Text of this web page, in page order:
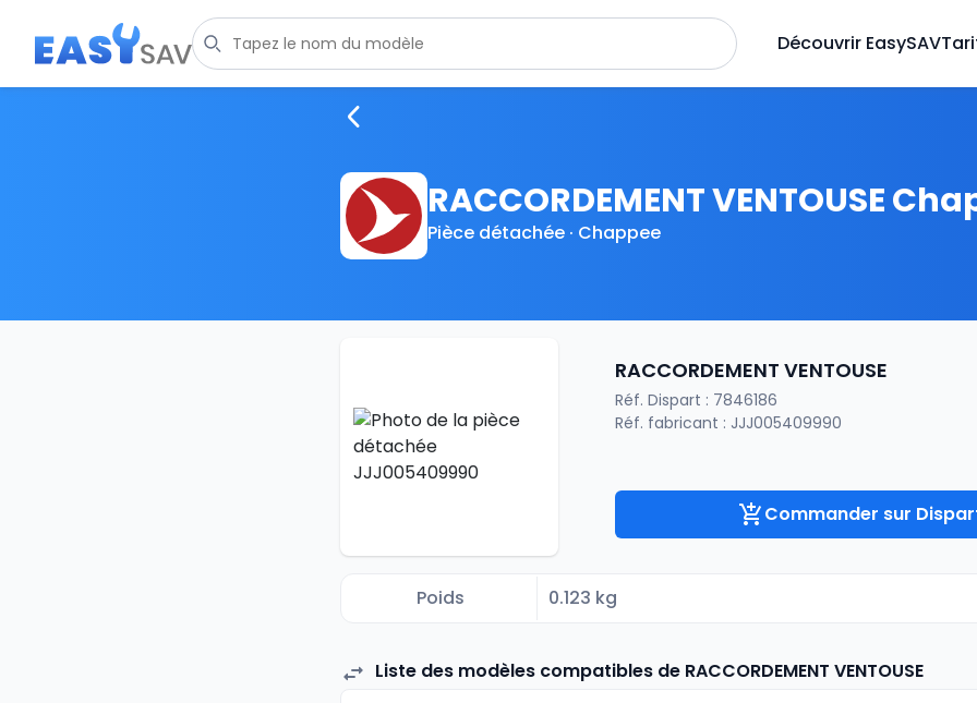
Découvrir EasySAV
RACCORDEMENT VENTOUSE
Pièce détachée · Chappee
RACCORDEMENT VENTOUSE
Réf. Dispart : 7846186
Réf. fabricant : JJJ005409990
Commander sur
Poids 0.123 kg
Liste des modèles compatibles de RACCORDEMENT VENTOUSE